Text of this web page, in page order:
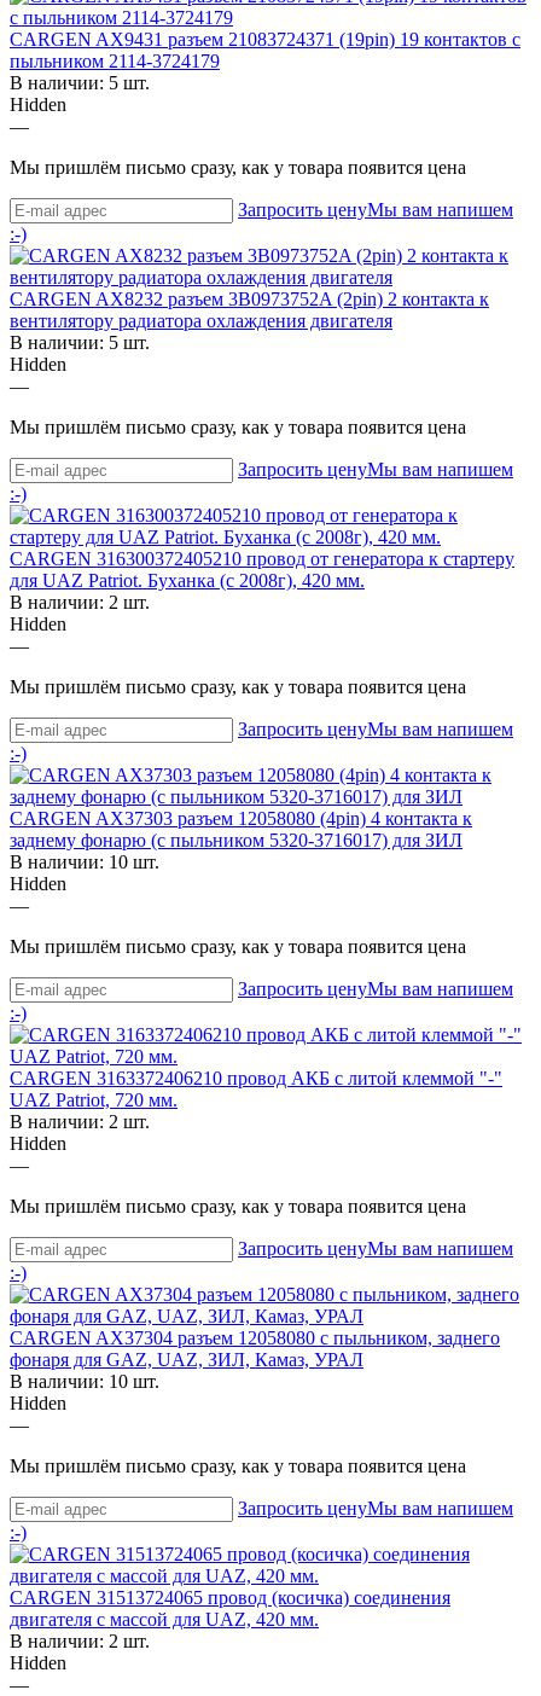
CARGEN AX9431 разъем 21083724371 (19pin) 19 контактов с
пыльником 2114-3724179
В наличии: 5 шт.
Hidden
—
Мы пришлём письмо сразу, как у товара появится цена
Запросить ценуМы вам напишем
:-)
CARGEN AX8232 разъем 3B0973752A (2pin) 2 контакта к
вентилятору радиатора охлаждения двигателя
В наличии: 5 шт.
Hidden
—
Мы пришлём письмо сразу, как у товара появится цена
Запросить ценуМы вам напишем
:-)
CARGEN 316300372405210 провод от генератора к стартеру
для UAZ Patriot. Буханка (с 2008г), 420 мм.
В наличии: 2 шт.
Hidden
—
Мы пришлём письмо сразу, как у товара появится цена
Запросить ценуМы вам напишем
:-)
CARGEN AX37303 разъем 12058080 (4pin) 4 контакта к
заднему фонарю (с пыльником 5320-3716017) для ЗИЛ
В наличии: 10 шт.
Hidden
—
Мы пришлём письмо сразу, как у товара появится цена
Запросить ценуМы вам напишем
:-)
CARGEN 3163372406210 провод АКБ с литой клеммой "-"
UAZ Patriot, 720 мм.
В наличии: 2 шт.
Hidden
—
Мы пришлём письмо сразу, как у товара появится цена
Запросить ценуМы вам напишем
:-)
CARGEN AX37304 разъем 12058080 с пыльником, заднего
фонаря для GAZ, UAZ, ЗИЛ, Камаз, УРАЛ
В наличии: 10 шт.
Hidden
—
Мы пришлём письмо сразу, как у товара появится цена
Запросить ценуМы вам напишем
:-)
CARGEN 31513724065 провод (косичка) соединения
двигателя с массой для UAZ, 420 мм.
В наличии: 2 шт.
Hidden
—